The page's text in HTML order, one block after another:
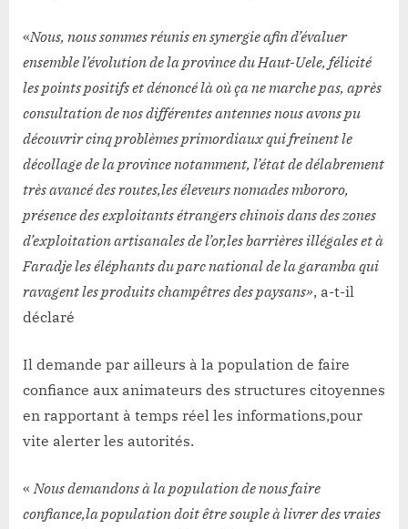
«Nous, nous sommes réunis en synergie afin d’évaluer
ensemble l’évolution de la province du Haut-Uele, félicité
les points positifs et dénoncé là où ça ne marche pas, après
consultation de nos différentes antennes nous avons pu
découvrir cinq problèmes primordiaux qui freinent le
décollage de la province notamment, l’état de délabrement
très avancé des routes,les éleveurs nomades mbororo,
présence des exploitants étrangers chinois dans des zones
d’exploitation artisanales de l’or,les barrières illégales et à
Faradje les éléphants du parc national de la garamba qui
ravagent les produits champêtres des paysans», a-t-il
déclaré
Il demande par ailleurs à la population de faire
confiance aux animateurs des structures citoyennes
en rapportant à temps réel les informations,pour
vite alerter les autorités.
«Nous demandons à la population de nous faire
confiance,la population doit être souple à livrer des vraies